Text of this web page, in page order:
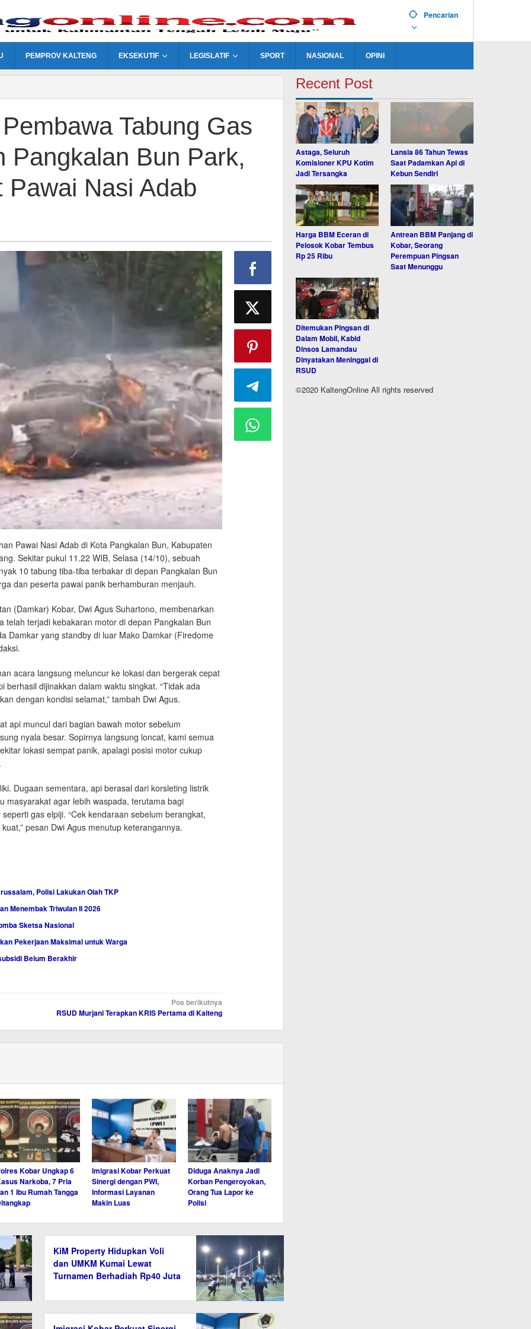
Pencarian
PEMPROV KALTENG EKSEKUTIF LEGISLATIF SPORT NASIONAL OPINI
Tabung Gas
Pangkalan Bun Park,
Nasi Adab
Pawai Nasi Adab di Kota Pangkalan Bun, Kabupaten
Sekitar pukul 11.22 WIB, Selasa (14/10), sebuah
10 tabung tiba-tiba terbakar di depan Pangkalan Bun
dan peserta pawai panik berhamburan menjauh.
(Damkar) Kobar, Dwi Agus Suhartono, membenarkan
telah terjadi kebakaran motor di depan Pangkalan Bun
Damkar yang standby di luar Mako Damkar (Firedome
acara langsung meluncur ke lokasi dan bergerak cepat
dijinakkan dalam waktu singkat. “Tidak ada
dengan kondisi selamat,” tambah Dwi Agus.
api muncul dari bagian bawah motor sebelum
nyala besar. Sopirnya langsung loncat, kami semua
lokasi sempat panik, apalagi posisi motor cukup
Dugaan sementara, api berasal dari korsleting listrik
masyarakat agar lebih waspada, terutama bagi
gas elpiji. “Cek kendaraan sebelum berangkat,
pesan Dwi Agus menutup keterangannya.
Polisi Lakukan Olah TKP
Menembak Triwulan II 2026
Sketsa Nasional
Pekerjaan Maksimal untuk Warga
Belum Berakhir
Pos berikutnya
RSUD Murjani Terapkan KRIS Pertama di Kalteng
Kobar Ungkap 6
Narkoba, 7 Pria
1 Ibu Rumah Tangga
Imigrasi Kobar Perkuat
Sinergi dengan PWI,
Informasi Layanan
Makin Luas
Diduga Anaknya Jadi
Korban Pengeroyokan,
Orang Tua Lapor ke
Polisi
KiM Property Hidupkan Voli
dan UMKM Kumai Lewat
Turnamen Berhadiah Rp40 Juta
Recent Post
Astaga, Seluruh
Komisioner KPU Kotim
Jadi Tersangka
Lansia 86 Tahun Tewas
Saat Padamkan Api di
Kebun Sendiri
Harga BBM Eceran di
Pelosok Kobar Tembus
Rp 25 Ribu
Antrean BBM Panjang di
Kobar, Seorang
Perempuan Pingsan
Saat Menunggu
Ditemukan Pingsan di
Dalam Mobil, Kabid
Dinsos Lamandau
Dinyatakan Meninggal di
RSUD
©2020 KaltengOnline All rights reserved